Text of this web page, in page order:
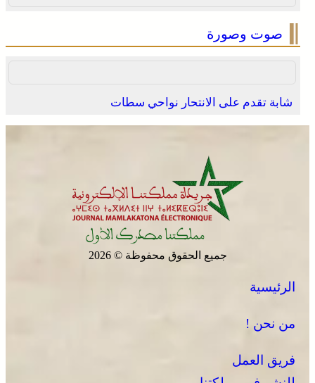
صوت وصورة
شابة تقدم على الانتحار نواحي سطات
جميع الحقوق محفوظة © 2026
الرئيسية
من نحن !
فريق العمل